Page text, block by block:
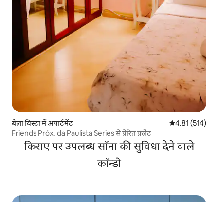
बेला विस्टा में अपार्टमेंट औसत रेटिंग 5 में से
4.81 (514)
Friends Próx. da Paulista Series से प्रेरित फ़्लैट
किराए पर उपलब्ध सॉना की सुविधा देने वाले
कॉन्डो